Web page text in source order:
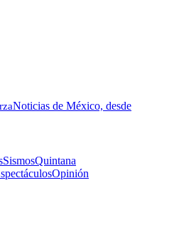
Noticias de México, desde
SismosQuintana
Opinión